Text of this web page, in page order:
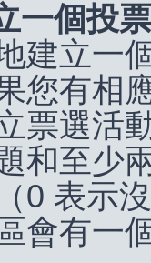
一個投
建立一
您有相
票選活
和至少
0 表示
會有一